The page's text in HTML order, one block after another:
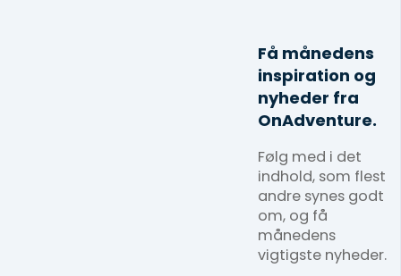
Få månedens
inspiration og
nyheder fra
OnAdventure.
Følg med i det
indhold, som flest
andre synes godt
om, og få
månedens
vigtigste nyheder.